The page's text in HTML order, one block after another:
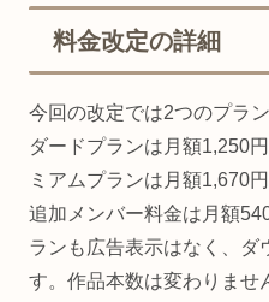
料金改定の詳細
今回の改定では2つのプラ
ダードプランは月額1,250
ミアムプランは月額1,670
追加メンバー料金は月額
ランも広告表示はなく、ダ
す。作品本数は変わりませ